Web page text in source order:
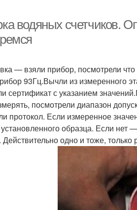
водяных счетчиков.
— взяли прибор, посмотрели
93Гц.Вычли из измеренного
сертификат с указанием
посмотрели диапазон
протокол. Если измеренное
образца. Если нет
одно и тоже, только